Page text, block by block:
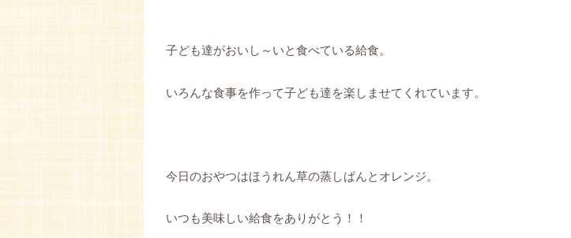
子ども達がおいし～いと食べている給食。
いろんな食事を作って子ども達を楽しませてくれています。
今日のおやつはほうれん草の蒸しぱんとオレンジ。
いつも美味しい給食をありがとう！！